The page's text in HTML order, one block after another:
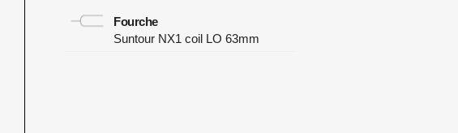
Fourche
Suntour NX1 coil LO 63mm